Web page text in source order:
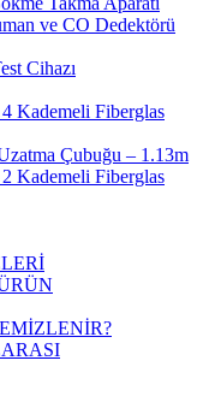
ve CO Dedektörü
Cihazı
Kademeli Fiberglas
Çubuğu – 1.13m
Kademeli Fiberglas